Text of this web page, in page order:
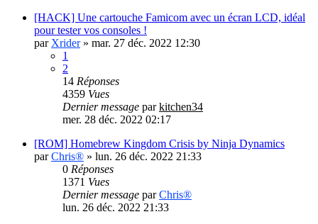
[HACK] Une cartouche Famicom avec un écran LCD, idéal
pour tester vos consoles !
par Xrider» mar. 27 déc. 2022 12:30
1
2
14 Réponses
4359 Vues
Dernier message parkitchen34
mer. 28 déc. 2022 02:17
[ROM] Homebrew Kingdom Crisis by Ninja Dynamics
parChris® » lun. 26 déc. 2022 21:33
0 Réponses
1371 Vues
Dernier message parChris®
lun. 26 déc. 2022 21:33